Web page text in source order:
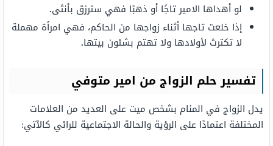
لو أهداها الامير تاجًا أو ذهبًا فهي سترزق بأنثى.
إذا خلعت تاجها أثناء زواجها من الحاكم، فهي امرأة مهملة
لا تكترث لأولادها ولا تهتم بشئون بيتها.
تفسير حلم الزواج من امير متوفي
يدل الزواج في المنام بشخص ميت على العديد من العلامات
المختلفة اعتمادًا على الرؤية والحالة الاجتماعية للرائي كالآتي: